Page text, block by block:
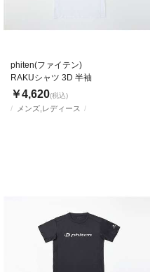
メンズ,レディース
phiten(ファイテン)
RAKUシャツ 3D 半袖
￥4,620(税込)